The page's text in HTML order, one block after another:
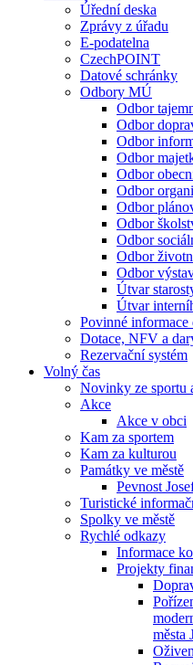
Úřední deska
Zprávy z úřadu
E-podatelna
CzechPOINT
Datové schránky
Odbory MÚ
Odbor
Odbor
Odbor
Odbor
Odbor
Odbor
Odbor
Odbor
Odbor
Odbor
Odbor
Útvar
Útvar
Povinné informace
Dotace, NFV a
Rezervační systém
Volný čas
Novinky ze sportu
Akce
Akce v obci
Kam za sportem
Kam za kulturou
Památky ve městě
Pevnost
Turistické
Spolky ve městě
Rychlé odkazy
Informace
Projekty
města